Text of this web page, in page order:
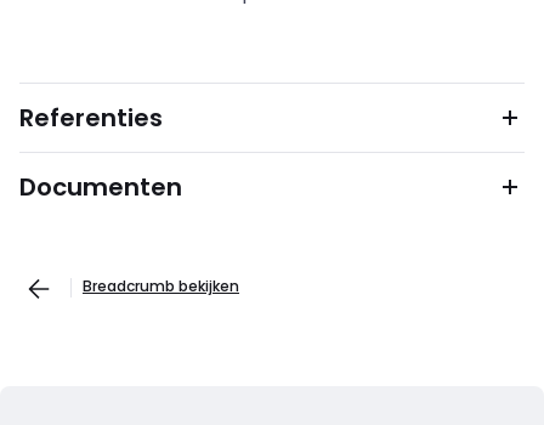
Referenties
Documenten
Breadcrumb bekijken